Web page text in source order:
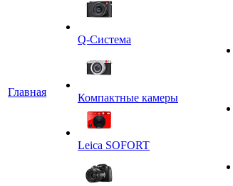
Главная
Q-Cистема
Компактные камеры
Leica SOFORT